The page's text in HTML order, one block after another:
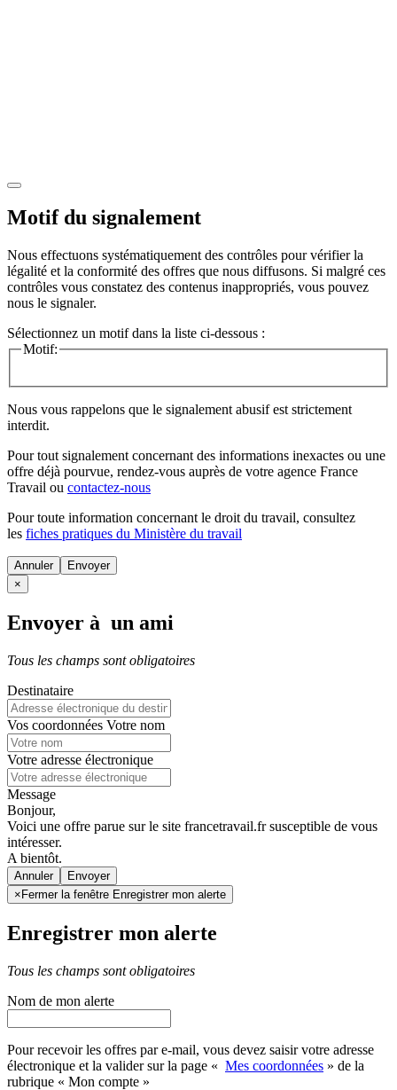
Motif du signalement
Nous effectuons systématiquement des contrôles pour vérifier la
légalité et la conformité des offres que nous diffusons. Si malgré ces
contrôles vous constatez des contenus inappropriés, vous pouvez
nous le signaler.
Sélectionnez un motif dans la liste ci-dessous :
Motif:
Nous vous rappelons que le signalement abusif est strictement
interdit.
Pour tout signalement concernant des informations inexactes ou une
offre déjà pourvue, rendez-vous auprès de votre agence France
Travail ou contactez-nous
Pour toute information concernant le droit du travail, consultez
les fiches pratiques du Ministère du travail
Annuler
×
Envoyer à un ami
Tous les champs sont obligatoires
Destinataire
Vos coordonnées Votre nom
Votre adresse électronique
Message
Bonjour,
Voici une offre parue sur le site francetravail.fr susceptible de vous
intéresser.
A bientôt.
Annuler
× Fermer la fenêtre Enregistrer mon alerte
Enregistrer mon alerte
Tous les champs sont obligatoires
Nom de mon alerte
Pour recevoir les offres par e-mail, vous devez saisir votre adresse
électronique et la valider sur la page « Mes coordonnées » de la
rubrique « Mon compte »